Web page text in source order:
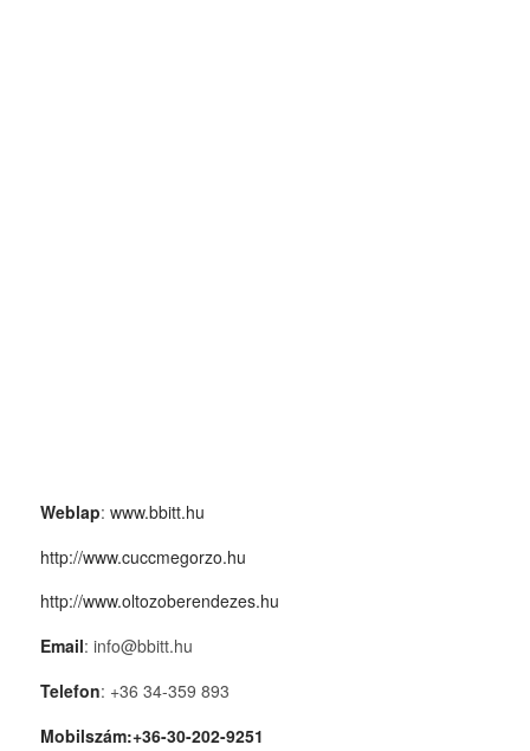
Weblap: www.bbitt.hu
http://www.cuccmegorzo.hu
http://www.oltozoberendezes.hu
Email: info@bbitt.hu
Telefon: +36 34-359 893
Mobilszám:+36-30-202-9251